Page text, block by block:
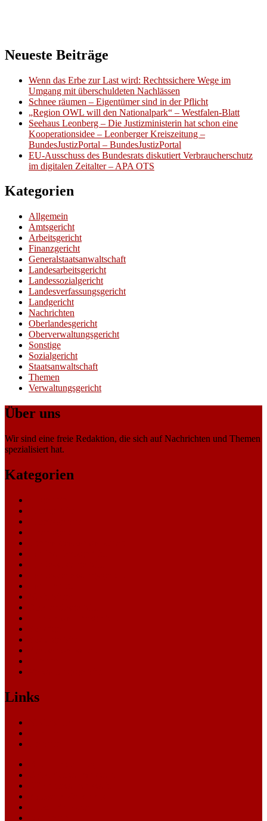
Neueste Beiträge
Wenn das Erbe zur Last wird: Rechtssichere Wege im
Umgang mit überschuldeten Nachlässen
Schnee räumen – Eigentümer sind in der Pflicht
„Region OWL will den Nationalpark“ – Westfalen-Blatt
Seehaus Leonberg – Die Justizministerin hat schon eine
Kooperationsidee – Leonberger Kreiszeitung –
BundesJustizPortal – BundesJustizPortal
EU-Ausschuss des Bundesrats diskutiert Verbraucherschutz
im digitalen Zeitalter – APA OTS
Kategorien
Allgemein
Amtsgericht
Arbeitsgericht
Finanzgericht
Generalstaatsanwaltschaft
Landesarbeitsgericht
Landessozialgericht
Landesverfassungsgericht
Landgericht
Nachrichten
Oberlandesgericht
Oberverwaltungsgericht
Sonstige
Sozialgericht
Staatsanwaltschaft
Themen
Verwaltungsgericht
Über uns
Wir sind eine freie Redaktion, die sich auf Nachrichten und Themen
spezialisiert hat.
Kategorien
Links